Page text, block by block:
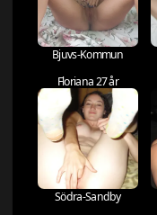
Bjuvs-Kommun
Floriana 27 år
Södra-Sandby